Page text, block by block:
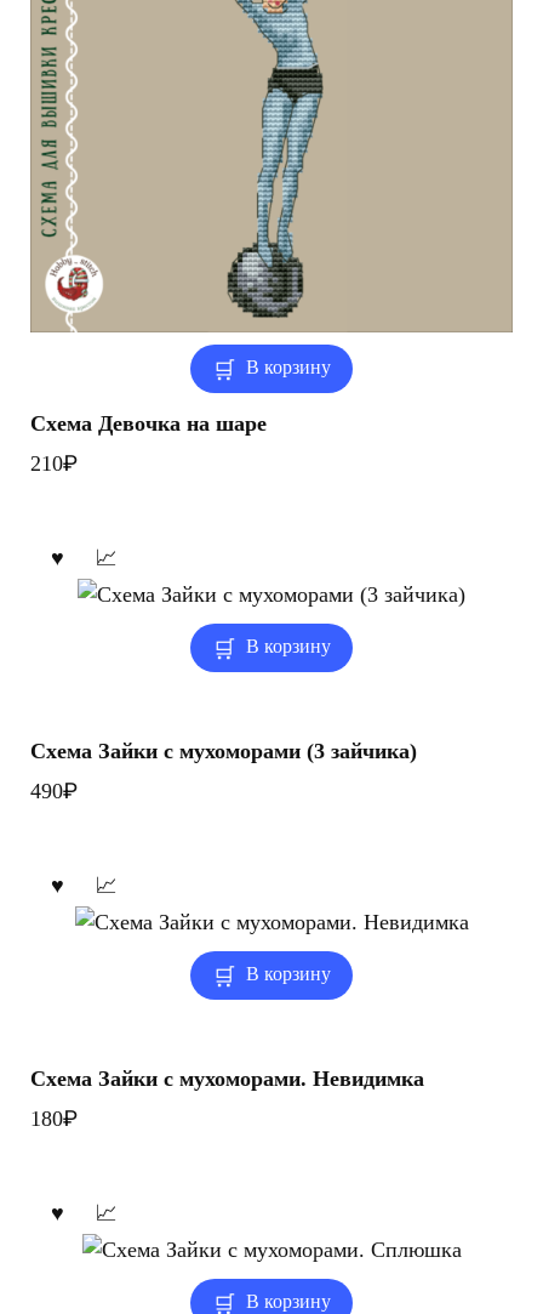
В корзину
Схема Девочка на шаре
210₽
В корзину
Схема Зайки с мухоморами (3 зайчика)
490₽
В корзину
Схема Зайки с мухоморами. Невидимка
180₽
В корзину